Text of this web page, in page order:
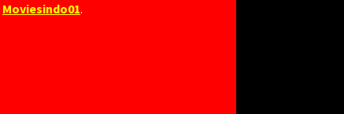
Moviesindo01.